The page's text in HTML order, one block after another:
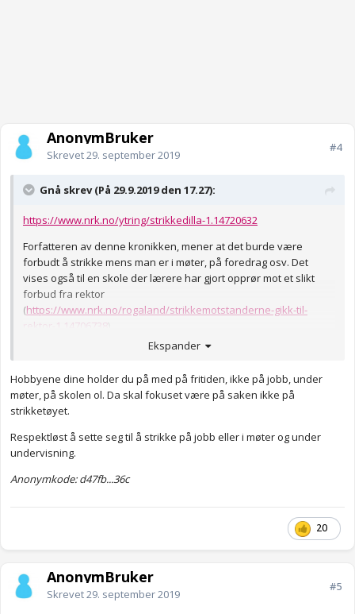
AnonymBruker
Skrevet29. september 2019
#4
Gnå skrev (På 29.9.2019 den 17.27):
https://www.nrk.no/ytring/strikkedilla-1.14720632
Forfatteren av denne kronikken, mener at det burde være
forbudt å strikke mens man er i møter, på foredrag osv. Det
vises også til en skole der lærere har gjort opprør mot et slikt
forbud fra rektor
(https://www.nrk.no/rogaland/strikkemotstanderne-gikk-til-
rektor-1.14706738
Hva synes du? Strikker du på jobb el.l? Har du andre hobbyer du
Synes det er en ganske spennende diskusjon. Skjønner at det
kan fremstå som respektløst, men noen klarer vel faktisk å
når man klusser på papir?
Ekspander
Hobbyene dine holder du på med på fritiden, ikke på jobb, under
møter, på skolen ol. Da skal fokuset være på saken ikke på
strikketøyet.
Respektløst å sette seg til å strikke på jobb eller i møter og under
undervisning.
Anonymkode: d47fb...36c
20
AnonymBruker
Skrevet29. september 2019
#5